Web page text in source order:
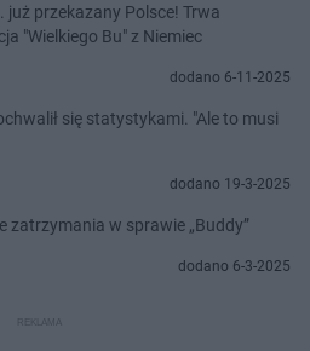
już przekazany Polsce! Trwa
"Wielkiego Bu" z Niemiec
dodano 6-11-2025
się statystykami. "Ale to musi
dodano 19-3-2025
zatrzymania w sprawie „Buddy”
dodano 6-3-2025